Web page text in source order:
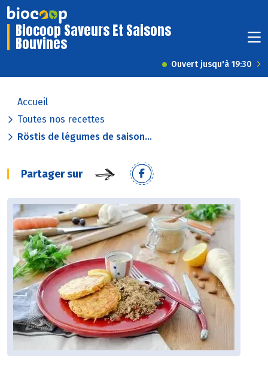
Biocoop Saveurs Et Saisons
Bouvines
Ouvert jusqu'à 19:30
Accueil
Toutes nos recettes
Röstis de légumes de saison...
Partager sur